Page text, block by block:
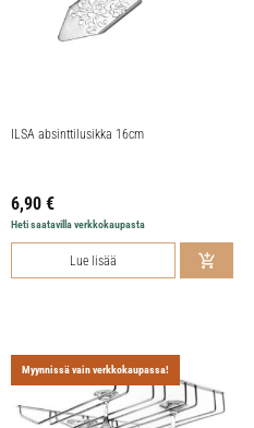
ILSA absinttilusikka 16cm
6,90 €
Heti saatavilla verkkokaupasta
Lue lisää
Myynnissä vain verkkokaupassa!